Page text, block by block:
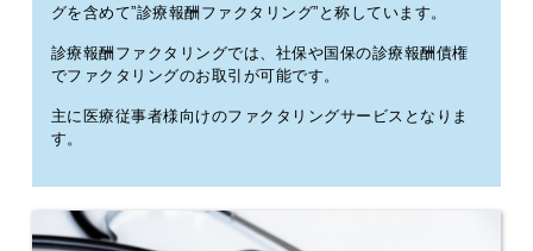
グを含めて”診療報酬ファクタリング”と称しています。
診療報酬ファクタリングでは、社保や国保の診療報酬債権
でファクタリングのお取引が可能です。
主に医療従事者様向けのファクタリングサービスとなりま
す。